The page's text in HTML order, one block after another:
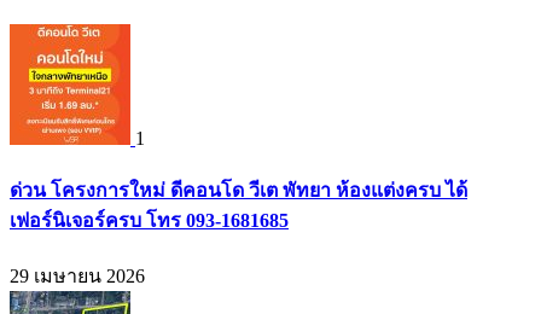
1
ด่วน โครงการใหม่ ดีคอนโด วีเต พัทยา ห้องแต่งครบ ได้
เฟอร์นิเจอร์ครบ โทร 093-1681685
29 เมษายน 2026